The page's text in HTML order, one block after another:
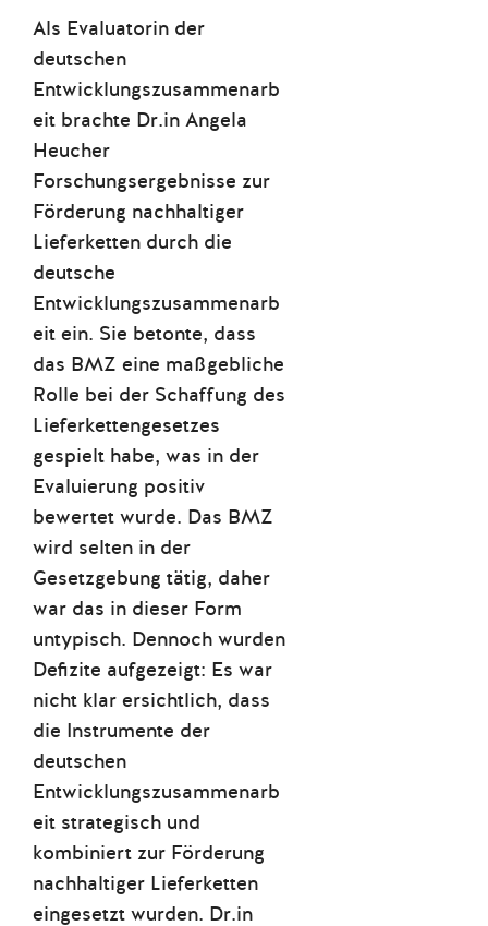
Als Evaluatorin der
deutschen
Entwicklungszusammenarb
eit brachte Dr.in Angela
Heucher
Forschungsergebnisse zur
Förderung nachhaltiger
Lieferketten durch die
deutsche
Entwicklungszusammenarb
eit ein. Sie betonte, dass
das BMZ eine maßgebliche
Rolle bei der Schaffung des
Lieferkettengesetzes
gespielt habe, was in der
Evaluierung positiv
bewertet wurde. Das BMZ
wird selten in der
Gesetzgebung tätig, daher
war das in dieser Form
untypisch. Dennoch wurden
Defizite aufgezeigt: Es war
nicht klar ersichtlich, dass
die Instrumente der
deutschen
Entwicklungszusammenarb
eit strategisch und
kombiniert zur Förderung
nachhaltiger Lieferketten
eingesetzt wurden. Dr.in